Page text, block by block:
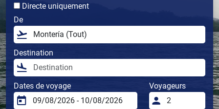
Directe uniquement
De
Destination
Dates de voyage Voyageurs